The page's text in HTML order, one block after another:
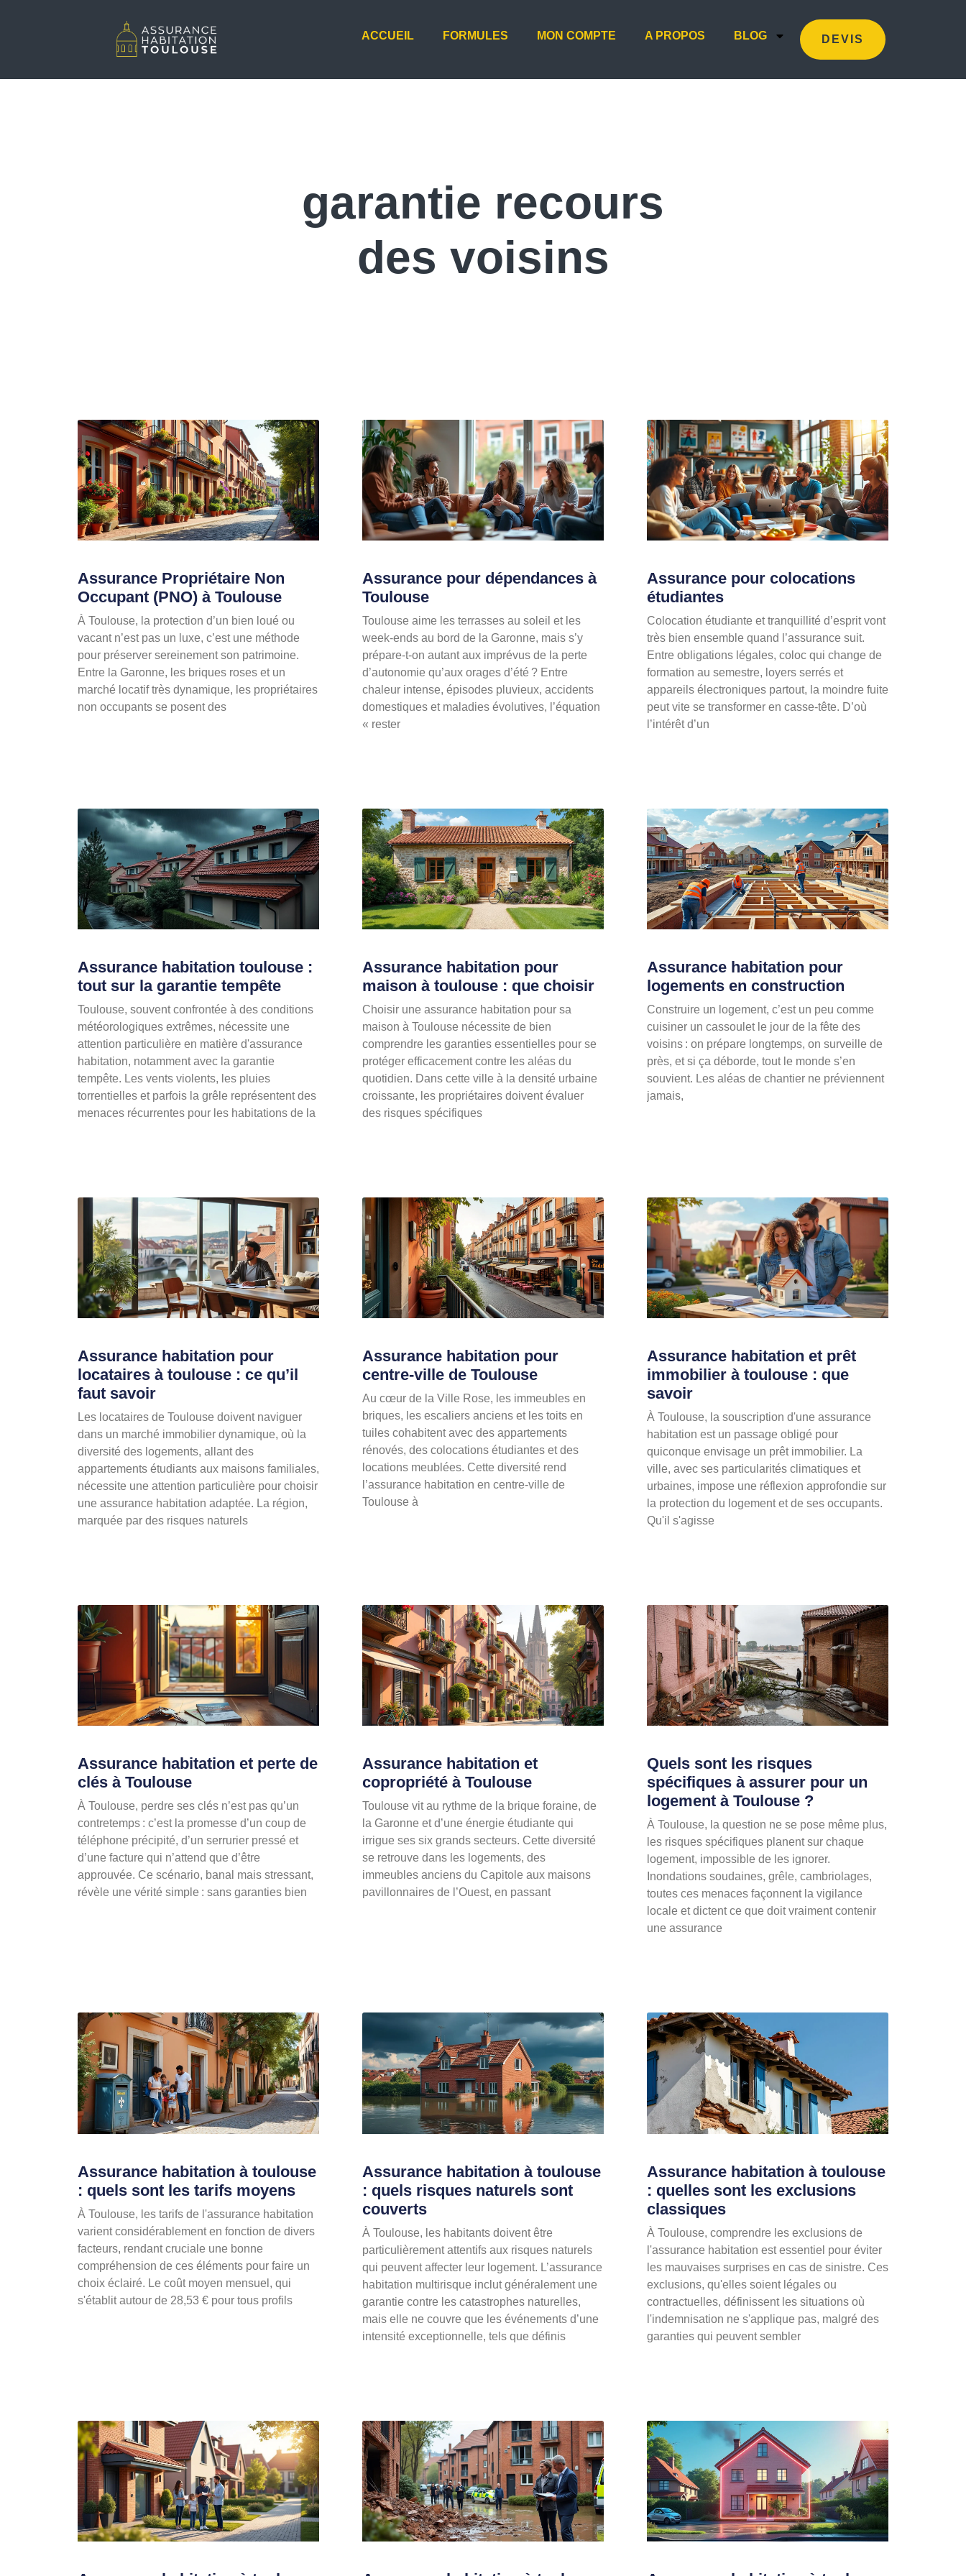
ACCUEIL FORMULES MON COMPTE A PROPOS BLOG DEVIS
garantie recours
des voisins
Assurance Propriétaire Non
Occupant (PNO) à Toulouse
À Toulouse, la protection d’un bien loué ou
vacant n’est pas un luxe, c’est une méthode
pour préserver sereinement son patrimoine.
Entre la Garonne, les briques roses et un
marché locatif très dynamique, les propriétaires
non occupants se posent des
Assurance pour dépendances à
Toulouse
Toulouse aime les terrasses au soleil et les
week-ends au bord de la Garonne, mais s’y
prépare-t-on autant aux imprévus de la perte
d’autonomie qu’aux orages d’été ? Entre
chaleur intense, épisodes pluvieux, accidents
domestiques et maladies évolutives, l’équation
« rester
Assurance pour colocations
étudiantes
Colocation étudiante et tranquillité d’esprit vont
très bien ensemble quand l’assurance suit.
Entre obligations légales, coloc qui change de
formation au semestre, loyers serrés et
appareils électroniques partout, la moindre fuite
peut vite se transformer en casse-tête. D’où
l’intérêt d’un
Assurance habitation toulouse :
tout sur la garantie tempête
Toulouse, souvent confrontée à des conditions
météorologiques extrêmes, nécessite une
attention particulière en matière d'assurance
habitation, notamment avec la garantie
tempête. Les vents violents, les pluies
torrentielles et parfois la grêle représentent des
menaces récurrentes pour les habitations de la
Assurance habitation pour
maison à toulouse : que choisir
Choisir une assurance habitation pour sa
maison à Toulouse nécessite de bien
comprendre les garanties essentielles pour se
protéger efficacement contre les aléas du
quotidien. Dans cette ville à la densité urbaine
croissante, les propriétaires doivent évaluer
des risques spécifiques
Assurance habitation pour
logements en construction
Construire un logement, c’est un peu comme
cuisiner un cassoulet le jour de la fête des
voisins : on prépare longtemps, on surveille de
près, et si ça déborde, tout le monde s’en
souvient. Les aléas de chantier ne préviennent
jamais,
Assurance habitation pour
locataires à toulouse : ce qu’il
faut savoir
Les locataires de Toulouse doivent naviguer
dans un marché immobilier dynamique, où la
diversité des logements, allant des
appartements étudiants aux maisons familiales,
nécessite une attention particulière pour choisir
une assurance habitation adaptée. La région,
marquée par des risques naturels
Assurance habitation pour
centre-ville de Toulouse
Au cœur de la Ville Rose, les immeubles en
briques, les escaliers anciens et les toits en
tuiles cohabitent avec des appartements
rénovés, des colocations étudiantes et des
locations meublées. Cette diversité rend
l’assurance habitation en centre-ville de
Toulouse à
Assurance habitation et prêt
immobilier à toulouse : que
savoir
À Toulouse, la souscription d'une assurance
habitation est un passage obligé pour
quiconque envisage un prêt immobilier. La
ville, avec ses particularités climatiques et
urbaines, impose une réflexion approfondie sur
la protection du logement et de ses occupants.
Qu'il s'agisse
Assurance habitation et perte de
clés à Toulouse
À Toulouse, perdre ses clés n’est pas qu’un
contretemps : c’est la promesse d’un coup de
téléphone précipité, d’un serrurier pressé et
d’une facture qui n’attend que d’être
approuvée. Ce scénario, banal mais stressant,
révèle une vérité simple : sans garanties bien
Assurance habitation et
copropriété à Toulouse
Toulouse vit au rythme de la brique foraine, de
la Garonne et d’une énergie étudiante qui
irrigue ses six grands secteurs. Cette diversité
se retrouve dans les logements, des
immeubles anciens du Capitole aux maisons
pavillonnaires de l’Ouest, en passant
Quels sont les risques
spécifiques à assurer pour un
logement à Toulouse ?
À Toulouse, la question ne se pose même plus,
les risques spécifiques planent sur chaque
logement, impossible de les ignorer.
Inondations soudaines, grêle, cambriolages,
toutes ces menaces façonnent la vigilance
locale et dictent ce que doit vraiment contenir
une assurance
Assurance habitation à toulouse
: quels sont les tarifs moyens
À Toulouse, les tarifs de l'assurance habitation
varient considérablement en fonction de divers
facteurs, rendant cruciale une bonne
compréhension de ces éléments pour faire un
choix éclairé. Le coût moyen mensuel, qui
s'établit autour de 28,53 € pour tous profils
Assurance habitation à toulouse
: quels risques naturels sont
couverts
À Toulouse, les habitants doivent être
particulièrement attentifs aux risques naturels
qui peuvent affecter leur logement. L’assurance
habitation multirisque inclut généralement une
garantie contre les catastrophes naturelles,
mais elle ne couvre que les événements d’une
intensité exceptionnelle, tels que définis
Assurance habitation à toulouse
: quelles sont les exclusions
classiques
À Toulouse, comprendre les exclusions de
l'assurance habitation est essentiel pour éviter
les mauvaises surprises en cas de sinistre. Ces
exclusions, qu'elles soient légales ou
contractuelles, définissent les situations où
l'indemnisation ne s'applique pas, malgré des
garanties qui peuvent sembler